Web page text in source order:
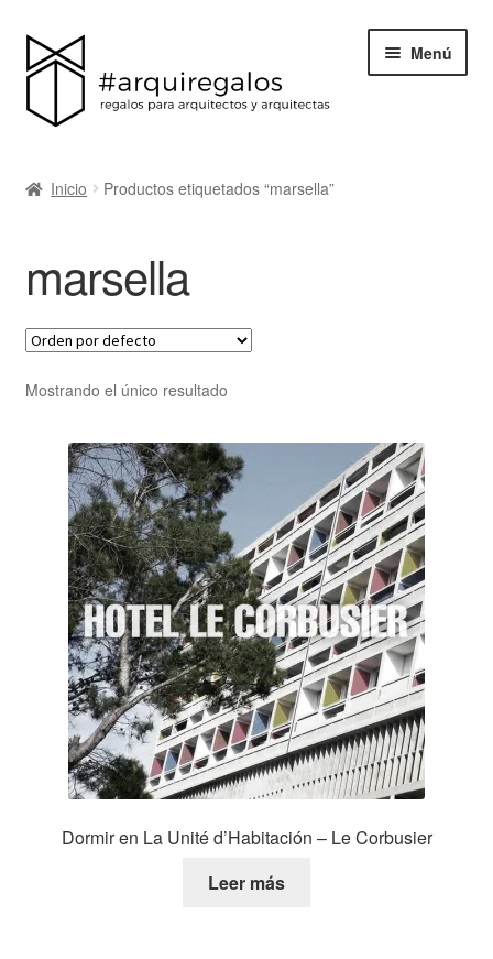
Menú
BLACK FRIDAY
Blog
Acerca de ArquiRegalos
Contacta
Inicio Productos etiquetados “marsella”
marsella
Mostrando el único resultado
Dormir en La Unité d’Habitación – Le Corbusier
Leer más